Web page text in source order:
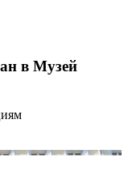
в Музей